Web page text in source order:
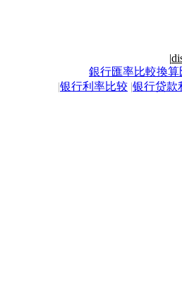
|
銀行匯率比較換算
|银行利率比较 |银行贷款